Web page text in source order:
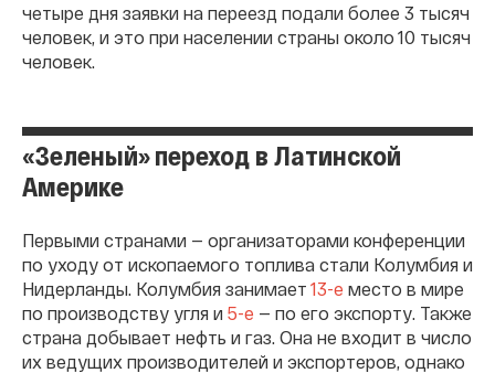
четыре дня заявки на переезд подали более 3 тысяч
человек, и это при населении страны около 10 тысяч
человек.
«Зеленый» переход в Латинской
Америке
Первыми странами — организаторами конференции
по уходу от ископаемого топлива стали Колумбия и
Нидерланды. Колумбия занимает 13-е место в мире
по производству угля и 5-е — по его экспорту. Также
страна добывает нефть и газ. Она не входит в число
их ведущих производителей и экспортеров, однако